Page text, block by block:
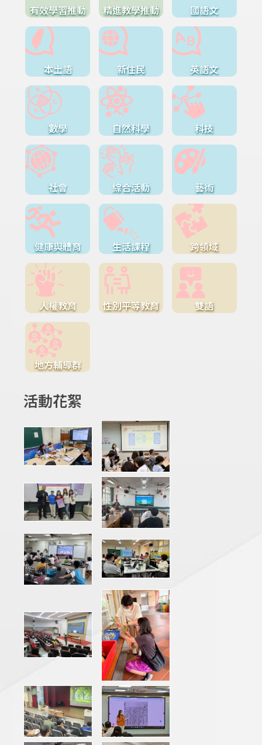
有效學習推動 精進教學推動 國語文
本土語 新住民 英語文
數學 自然科學 科技
社會 綜合活動 藝術
健康與體育 生活課程 跨領域
人權教育 性別平等教育 雙語
地方輔導群
活動花絮